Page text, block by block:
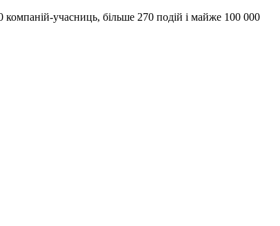
учасниць, більше 270 подій і майже 100 000